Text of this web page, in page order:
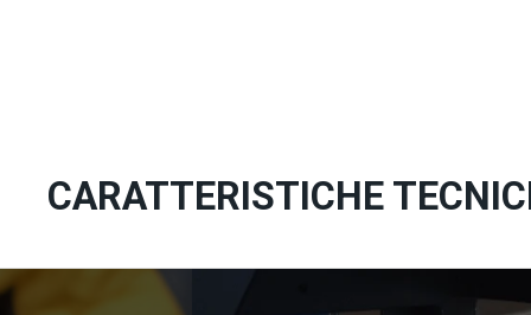
CARATTERISTICHE